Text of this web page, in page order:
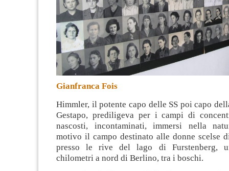
Gianfranca Fois
Himmler, il potente capo delle SS poi capo
Gestapo, prediligeva per i campi di
nascosti, incontaminati, immersi nella
motivo il campo destinato alle donne scelse
presso le rive del lago di Furstenberg,
chilometri a nord di Berlino, tra i boschi.